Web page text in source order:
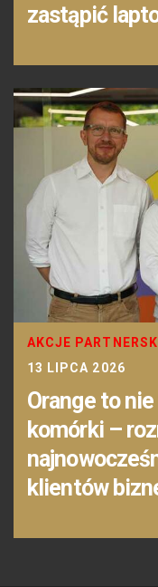
zastąpić
AKCJE
13 LIPCA 2026
Orange to
komórki –
klientów